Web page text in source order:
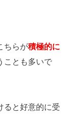
ちらが積極的に
ことも多いで
ると好意的に受